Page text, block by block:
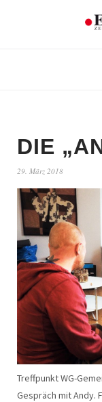
DIE
29. März 2018
Treffpunkt WG-
Gespräch mit Andy.